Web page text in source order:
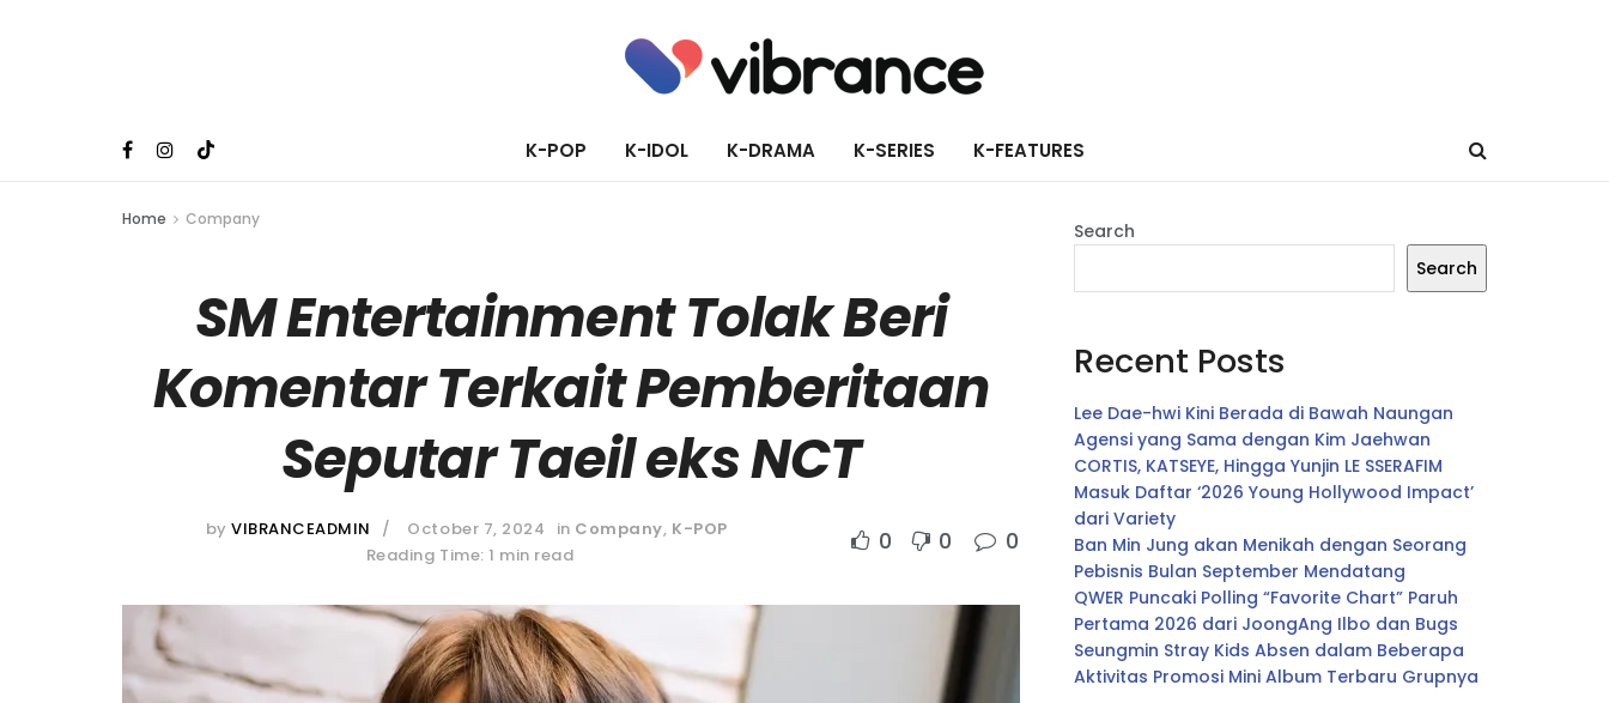
K-POP K-IDOL K-DRAMA K-SERIES K-FEATURES
Home Company
SM Entertainment Tolak Beri
Komentar Terkait Pemberitaan
Seputar Taeil eks NCT
by VIBRANCEADMIN October 7, 2024 in Company, K-POP
Reading Time: 1 min read
0 0 0
Search
Search
Recent Posts
Lee Dae-hwi Kini Berada di Bawah Naungan
Agensi yang Sama dengan Kim Jaehwan
CORTIS, KATSEYE, Hingga Yunjin LE SSERAFIM
Masuk Daftar ‘2026 Young Hollywood Impact’
dari Variety
Ban Min Jung akan Menikah dengan Seorang
Pebisnis Bulan September Mendatang
QWER Puncaki Polling “Favorite Chart” Paruh
Pertama 2026 dari JoongAng Ilbo dan Bugs
Seungmin Stray Kids Absen dalam Beberapa
Aktivitas Promosi Mini Album Terbaru Grupnya